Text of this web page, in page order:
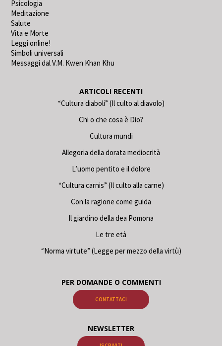
Psicologia
Meditazione
Salute
Vita e Morte
Leggi online!
Simboli universali
Messaggi dal V.M. Kwen Khan Khu
ARTICOLI RECENTI
“Cultura diaboli” (Il culto al diavolo)
Chi o che cosa è Dio?
Cultura mundi
Allegoria della dorata mediocrità
L’uomo pentito e il dolore
“Cultura carnis” (Il culto alla carne)
Con la ragione come guida
Il giardino della dea Pomona
Le tre età
“Norma virtute” (Legge per mezzo della virtù)
PER DOMANDE O COMMENTI
CONTATTACI
NEWSLETTER